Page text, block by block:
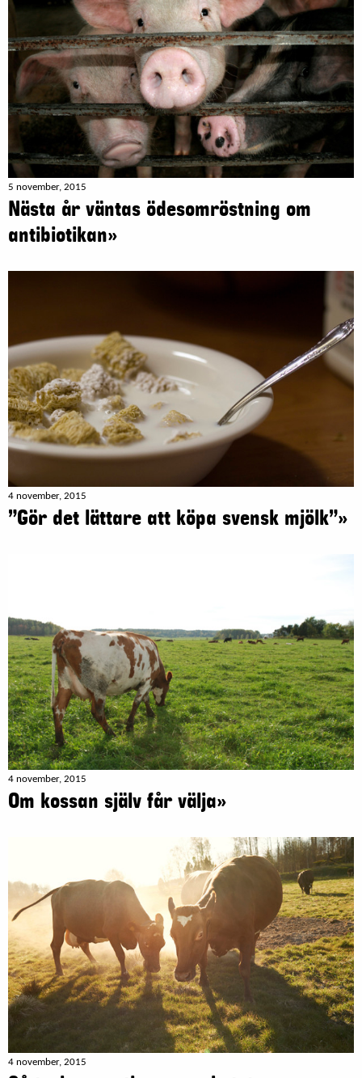
5 november, 2015
Nästa år väntas ödesomröstning om
antibiotikan»
4 november, 2015
”Gör det lättare att köpa svensk mjölk”»
4 november, 2015
Om kossan själv får välja»
4 november, 2015